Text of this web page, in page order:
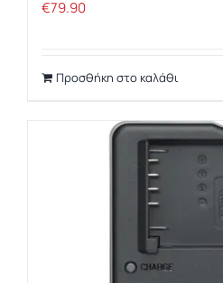
€79.90
Προσθήκη στο καλάθι